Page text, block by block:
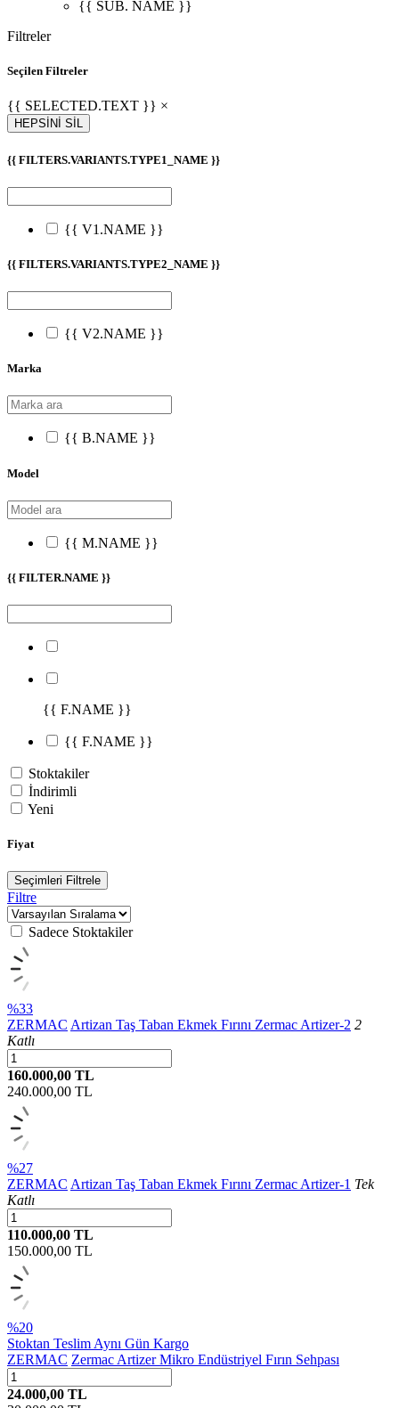
{{ SUB. NAME }}
Filtreler
Seçilen Filtreler
{{ SELECTED.TEXT }} ×
HEPSİNİ SİL
{{ FILTERS.VARIANTS.TYPE1_NAME }}
{{ V1.NAME }}
{{ FILTERS.VARIANTS.TYPE2_NAME }}
{{ V2.NAME }}
Marka
{{ B.NAME }}
Model
{{ M.NAME }}
{{ FILTER.NAME }}
{{ F.NAME }}
{{ F.NAME }}
Stoktakiler
İndirimli
Yeni
Fiyat
Seçimleri Filtrele
Filtre
Sadece Stoktakiler
%33
ZERMAC Artizan Taş Taban Ekmek Fırını Zermac Artizer-2 2
Katlı
160.000,00 TL
240.000,00 TL
%27
ZERMAC Artizan Taş Taban Ekmek Fırını Zermac Artizer-1 Tek
Katlı
110.000,00 TL
150.000,00 TL
%20
Stoktan TeslimAynı Gün Kargo
ZERMAC Zermac Artizer Mikro Endüstriyel Fırın Sehpası
24.000,00 TL